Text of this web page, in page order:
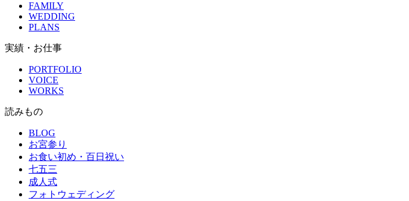
FAMILY
WEDDING
PLANS
実績・お仕事
PORTFOLIO
VOICE
WORKS
読みもの
BLOG
お宮参り
お食い初め・百日祝い
七五三
成人式
フォトウェディング